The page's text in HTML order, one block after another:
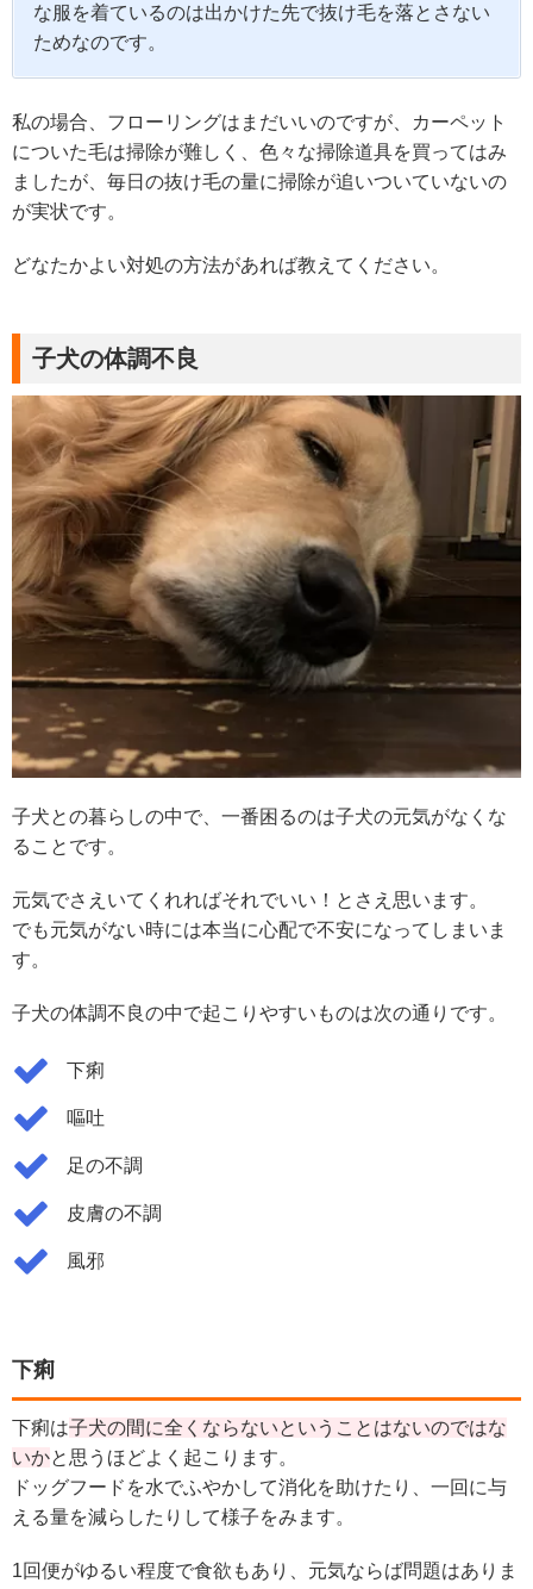
な服を着ているのは出かけた先で抜け毛を落とさない
ためなのです。
私の場合、フローリングはまだいいのですが、カーペット
についた毛は掃除が難しく、色々な掃除道具を買ってはみ
ましたが、毎日の抜け毛の量に掃除が追いついていないの
が実状です。
どなたかよい対処の方法があれば教えてください。
子犬の体調不良
子犬との暮らしの中で、一番困るのは子犬の元気がなくな
ることです。
元気でさえいてくれればそれでいい！とさえ思います。
でも元気がない時には本当に心配で不安になってしまいま
す。
子犬の体調不良の中で起こりやすいものは次の通りです。
下痢
嘔吐
足の不調
皮膚の不調
風邪
下痢
下痢は子犬の間に全くならないということはないのではな
いかと思うほどよく起こります。
ドッグフードを水でふやかして消化を助けたり、一回に与
える量を減らしたりして様子をみます。
1回便がゆるい程度で食欲もあり、元気ならば問題はありま